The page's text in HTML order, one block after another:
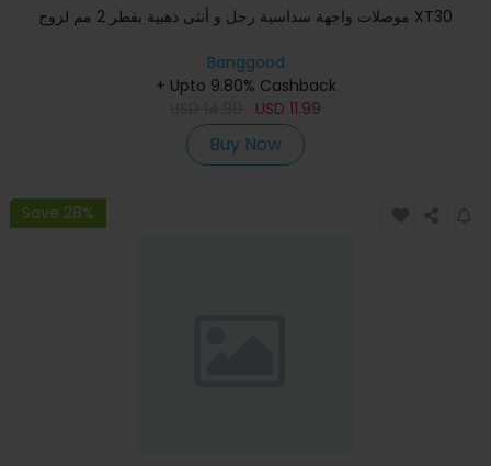
موصلات واجهة سداسية رجل و أنثى ذهبية بقطر 2 مم لزوج XT30
Banggood
+ Upto 9.80% Cashback
USD 11.99
Buy Now
Save 28%